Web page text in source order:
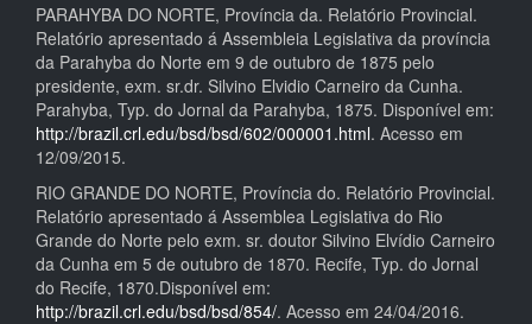
PARAHYBA DO NORTE, Província da. Relatório Provincial.
Relatório apresentado á Assembleia Legislativa da província
da Parahyba do Norte em 9 de outubro de 1875 pelo
presidente, exm. sr.dr. Silvino Elvidio Carneiro da Cunha.
Parahyba, Typ. do Jornal da Parahyba, 1875. Disponível em:
http://brazil.crl.edu/bsd/bsd/602/000001.html. Acesso em
12/09/2015.
RIO GRANDE DO NORTE, Província do. Relatório Provincial.
Relatório apresentado á Assemblea Legislativa do Rio
Grande do Norte pelo exm. sr. doutor Silvino Elvídio Carneiro
da Cunha em 5 de outubro de 1870. Recife, Typ. do Jornal
do Recife, 1870.Disponível em:
http://brazil.crl.edu/bsd/bsd/854/. Acesso em 24/04/2016.